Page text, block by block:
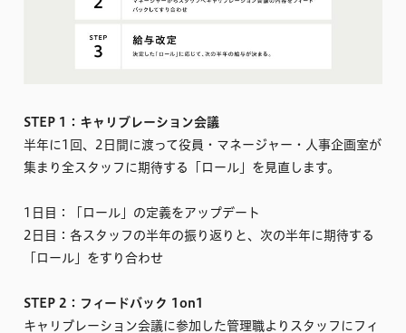
STEP 1：キャリブレーション会議
半年に1回、2日間に渡って役員・マネージャー・人事企画室が
集まり全スタッフに期待する「ロール」を見直します。
1日目：「ロール」の定義をアップデート
2日目：各スタッフの半年の振り返りと、次の半年に期待する
「ロール」をすり合わせ
STEP 2：フィードバック 1on1
キャリブレーション会議に参加した管理職よりスタッフにフィ